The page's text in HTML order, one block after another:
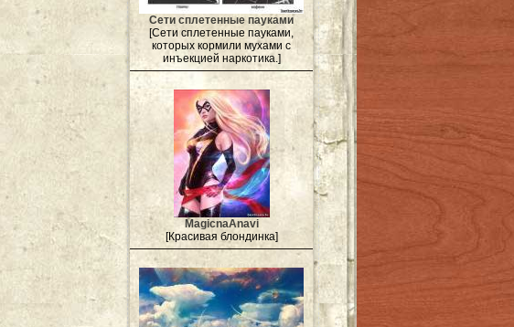
Сети сплетенные пауками
[Сети сплетенные пауками,
которых кормили мухами с
инъекцией наркотика.]
MagicnaAnavi
[Красивая блондинка]